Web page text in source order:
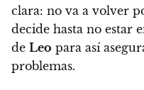
clara: no va a volver
decide hasta no estar
de Leo para así
problemas.